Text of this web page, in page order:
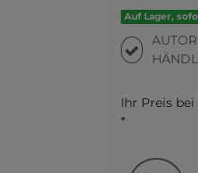
Auf Lager,
Ihr Preis bei
*